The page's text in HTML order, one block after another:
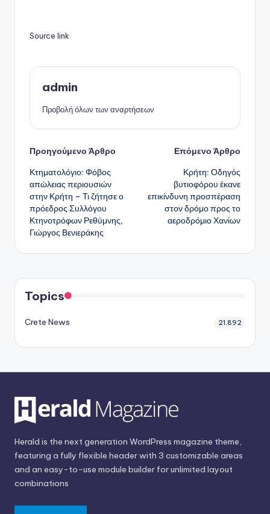
Source link
admin
Προβολή όλων των αναρτήσεων
Πλοήγηση
δημοσιεύσεων
Προηγούμενο Άρθρο
Κτηματολόγιο: Φόβος
απώλειας περιουσιών
στην Κρήτη – Τι ζήτησε ο
πρόεδρος Συλλόγου
Κτηνοτρόφων Ρεθύμνης,
Γιώργος Βενιεράκης
Επόμενο Άρθρο
Κρήτη: Οδηγός
βυτιοφόρου έκανε
επικίνδυνη προσπέραση
στον δρόμο προς το
αεροδρόμιο Χανίων
Topics
Crete News 21,892
Herald is the next generation WordPress magazine theme,
featuring a fully flexible header with 3 customizable areas
and an easy-to-use module builder for unlimited layout
combinations